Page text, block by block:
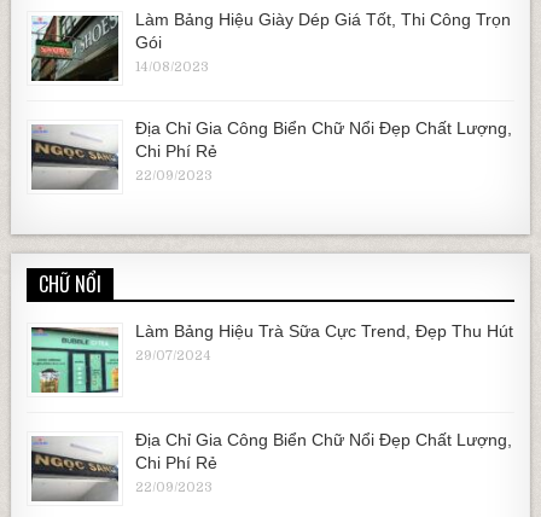
Làm Bảng Hiệu Giày Dép Giá Tốt, Thi Công Trọn
Gói
14/08/2023
Địa Chỉ Gia Công Biển Chữ Nổi Đẹp Chất Lượng,
Chi Phí Rẻ
22/09/2023
CHỮ NỔI
Làm Bảng Hiệu Trà Sữa Cực Trend, Đẹp Thu Hút
29/07/2024
Địa Chỉ Gia Công Biển Chữ Nổi Đẹp Chất Lượng,
Chi Phí Rẻ
22/09/2023